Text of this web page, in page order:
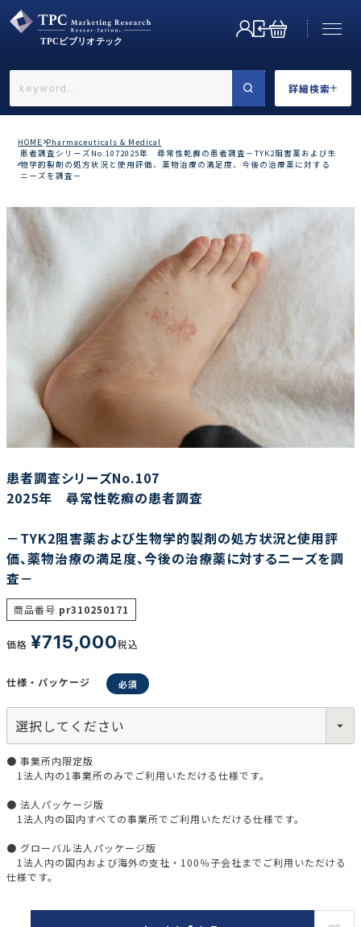
詳細検索
←戻る
業界で選ぶ
カテゴリで選ぶ
調査の種類で選ぶ
リセット 検索する
HOME Pharmaceuticals & Medical
患者調査シリーズNo.1072025年 尋常性乾癬の患者調査－TYK2阻害薬および生
物学的製剤の処方状況と使用評価、薬物治療の満足度、今後の治療薬に対する
ニーズを調査－
患者調査シリーズNo.107
2025年 尋常性乾癬の患者調査
－TYK2阻害薬および生物学的製剤の処方状況と使用評
価、薬物治療の満足度、今後の治療薬に対するニーズを調
査－
商品番号 pr310250171
価格 ¥715,000税込
仕様・パッケージ
● 事業所内限定版
1法人内の1事業所のみでご利用いただける仕様です。
● 法人パッケージ版
1法人内の国内すべての事業所でご利用いただける仕様です。
● グローバル法人パッケージ版
1法人内の国内および海外の支社・100％子会社までご利用いただける
仕様です。